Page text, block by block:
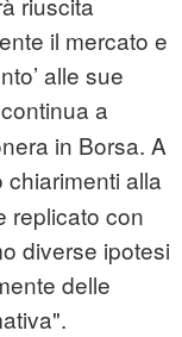
il mercato e
alle sue
a
in Borsa. A
chiarimenti alla
replicato con
diverse ipotesi
delle